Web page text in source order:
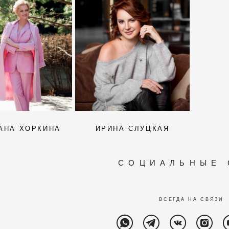
ХОРКИНА ИРИНА СЛУЦКАЯ
С О Ц И А Л Ь Н Ы Е
ВСЕГДА НА СВЯЗИ